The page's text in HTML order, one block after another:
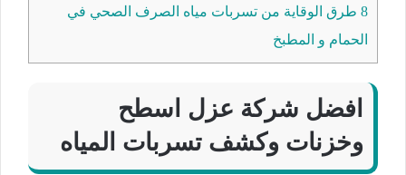
8 طرق الوقاية من تسربات مياه الصرف الصحي في
الحمام و المطبخ
افضل شركة عزل اسطح
وخزنات وكشف تسربات المياه